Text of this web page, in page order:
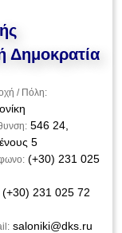
Δημοκρατία
/ Πόλη:
546 24,
5
(+30) 231 025
(+30) 231 025 72
saloniki@dks.ru